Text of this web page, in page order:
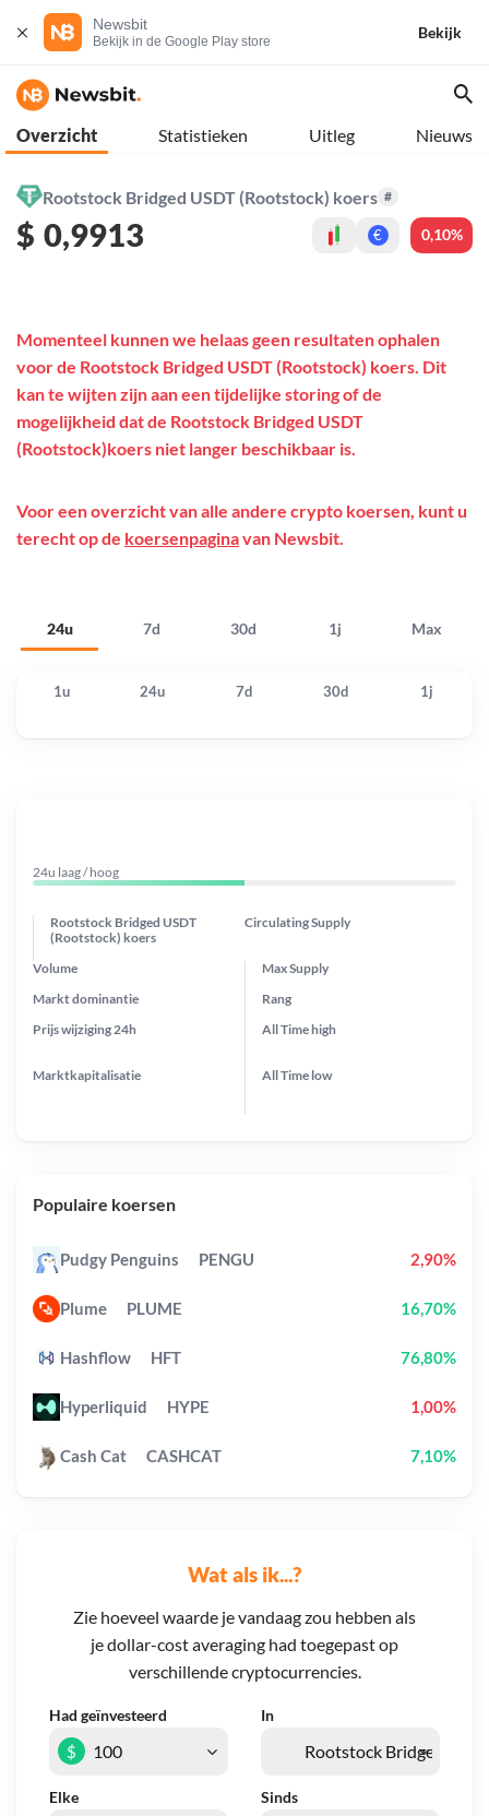
Newsbit
Bekijk in de Google Play store
Bekijk
Overzicht Statistieken Uitleg Nieuws
Rootstock Bridged USDT (Rootstock) koers #
$ 0,9913 € 0,10%
24u 7d 30d 1j Max
Momenteel kunnen we helaas geen resultaten ophalen
voor de Rootstock Bridged USDT (Rootstock) koers. Dit
kan te wijten zijn aan een tijdelijke storing of de
mogelijkheid dat de Rootstock Bridged USDT
(Rootstock)koers niet langer beschikbaar is.
Voor een overzicht van alle andere crypto koersen, kunt u
terecht op de koersenpaginavan Newsbit.
1u 24u 7d 30d 1j
Wat als ik...?
Zie hoeveel waarde je vandaag zou hebben als
je dollar-cost averaging had toegepast op
verschillende cryptocurrencies.
Had geïnvesteerd In
Elke Sinds
$
24u laag / hoog
Rootstock Bridged USDT
(Rootstock) koers
Circulating Supply
Prijs wijziging 24h
Max Supply
Markt dominantie
Marktkapitalisatie
Volume
Rang
All Timehigh
All Time low
Populaire koersen
Pudgy Penguins PENGU 2,90%
Plume PLUME 16,70%
Hashflow HFT 76,80%
Hyperliquid HYPE 1,00%
Cash Cat CASHCAT 7,10%